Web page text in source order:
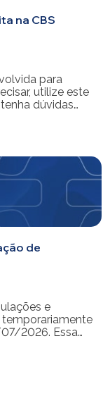
na CBS
para
utilize este
dúvidas
de
e
2026. Essa
empréstimos
[…]